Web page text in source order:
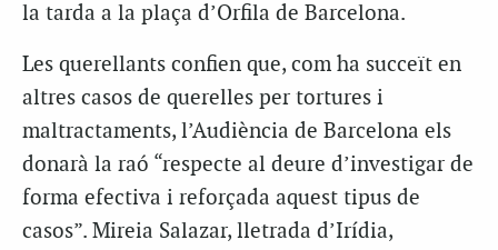
la tarda a la plaça d’Orfila de Barcelona.
Les querellants confien que, com ha succeït en
altres casos de querelles per tortures i
maltractaments, l’Audiència de Barcelona els
donarà la raó “respecte al deure d’investigar de
forma efectiva i reforçada aquest tipus de
casos”. Mireia Salazar, lletrada d’Irídia,